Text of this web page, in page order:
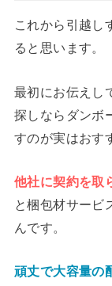
これから引越し
ると思います。
最初にお伝えし
探しならダンボ
すのが実はおす
他社に契約を取
と梱包材サービ
んです。
頑丈で大容量の